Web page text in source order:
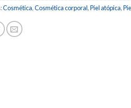
Cosmética,Cosmética corporal,Piel atópica,